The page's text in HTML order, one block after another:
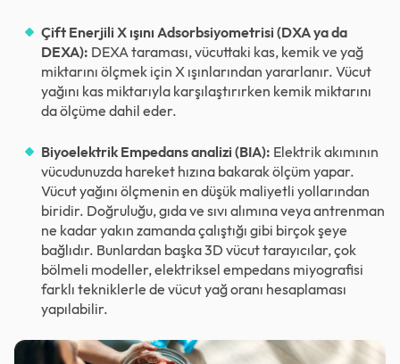
Çift Enerjili X ışını Adsorbsiyometrisi (DXA ya da
DEXA): DEXA taraması, vücuttaki kas, kemik ve yağ
miktarını ölçmek için X ışınlarından yararlanır. Vücut
yağını kas miktarıyla karşılaştırırken kemik miktarını
da ölçüme dahil eder.
Biyoelektrik Empedans analizi (BIA): Elektrik akımının
vücudunuzda hareket hızına bakarak ölçüm yapar.
Vücut yağını ölçmenin en düşük maliyetli yollarından
biridir. Doğruluğu, gıda ve sıvı alımına veya antrenman
ne kadar yakın zamanda çalıştığı gibi birçok şeye
bağlıdır. Bunlardan başka 3D vücut tarayıcılar, çok
bölmeli modeller, elektriksel empedans miyografisi
farklı tekniklerle de vücut yağ oranı hesaplaması
yapılabilir.